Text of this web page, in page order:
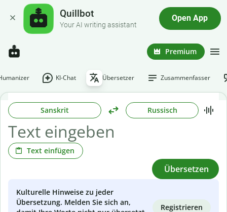
Quillbot
Your AI writing assistant
Open App
Premium
KI-Chat Übersetzer Zusammenfasser
Sanskrit Russisch
Text einfügen
Übersetzen
Kulturelle Hinweise zu jeder
Übersetzung. Melden Sie sich an,
Registrieren